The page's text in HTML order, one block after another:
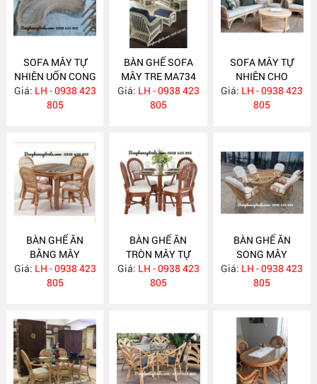
SOFA MÂY TỰ
NHIÊN UỐN CONG
MA743
Giá: LH - 0938 423
805
BÀN GHẾ SOFA
MÂY TRE MA734
Giá: LH - 0938 423
805
SOFA MÂY TỰ
NHIÊN CHO
PHÒNG KHÁCH
MA733
Giá: LH - 0938 423
805
BÀN GHẾ ĂN
BẰNG MÂY
MA732
Giá: LH - 0938 423
805
BÀN GHẾ ĂN
TRÒN MÂY TỰ
NHIÊN MA731
Giá: LH - 0938 423
805
BÀN GHẾ ĂN
SONG MÂY
MA730
Giá: LH - 0938 423
805